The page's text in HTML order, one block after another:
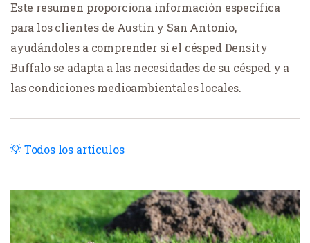
Este resumen proporciona información específica
para los clientes de Austin y San Antonio,
ayudándoles a comprender si el césped Density
Buffalo se adapta a las necesidades de su césped y a
las condiciones medioambientales locales.
Todos los artículos